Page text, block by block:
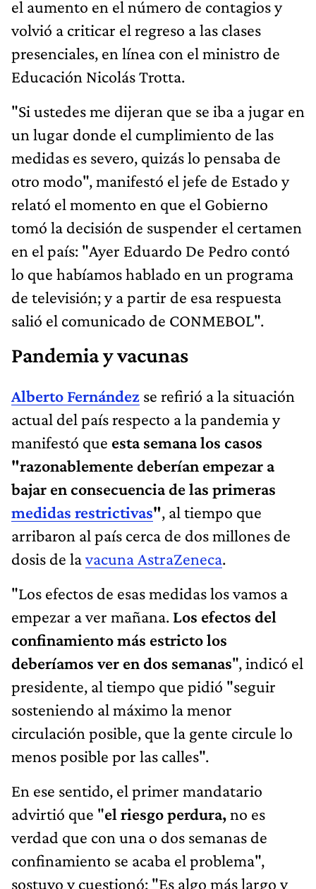
el aumento en el número de contagios y
volvió a criticar el regreso a las clases
presenciales, en línea con el ministro de
Educación Nicolás Trotta.
"Si ustedes me dijeran que se iba a jugar en
un lugar donde el cumplimiento de las
medidas es severo, quizás lo pensaba de
otro modo", manifestó el jefe de Estado y
relató el momento en que el Gobierno
tomó la decisión de suspender el certamen
en el país: "Ayer Eduardo De Pedro contó
lo que habíamos hablado en un programa
de televisión; y a partir de esa respuesta
salió el comunicado de CONMEBOL".
Pandemia y vacunas
Alberto Fernández se refirió a la situación
actual del país respecto a la pandemia y
manifestó que esta semana los casos
"razonablemente deberían empezar a
bajar en consecuencia de las primeras
medidas restrictivas", al tiempo que
arribaron al país cerca de dos millones de
dosis de lavacuna AstraZeneca.
"Los efectos de esas medidas los vamos a
empezar a ver mañana. Los efectos del
confinamiento más estricto los
deberíamos ver en dos semanas", indicó el
presidente, al tiempo que pidió "seguir
sosteniendo al máximo la menor
circulación posible, que la gente circule lo
menos posible por las calles".
En ese sentido, el primer mandatario
advirtió que "el riesgo perdura,no es
verdad que con una o dos semanas de
confinamiento se acaba el problema",
sostuvo y cuestionó: "Es algo más largo y